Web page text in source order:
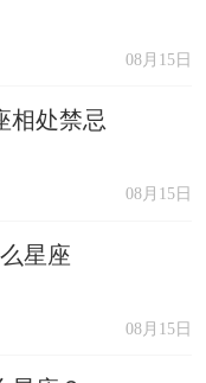
08月15日
相处禁忌
08月15日
星座
08月15日